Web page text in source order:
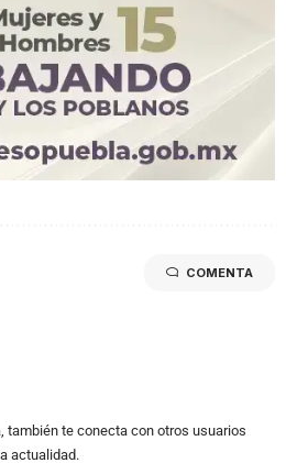
COMENTA
también te conecta con otros usuarios
actualidad.